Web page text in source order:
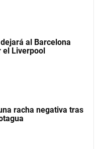
al Barcelona
Liverpool
racha negativa tras